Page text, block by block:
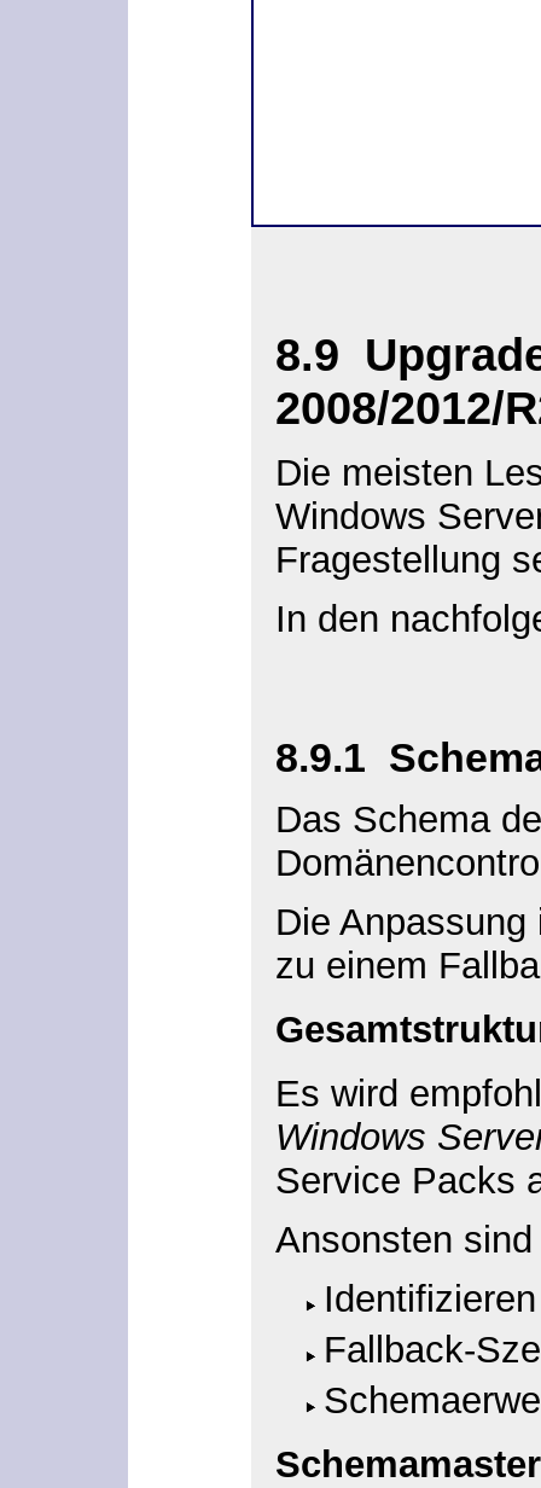
8.9
2008/2012/
Die meisten
Windows
Fragestellung
In den
8.9.1
Das Schema
Die
zu einem
Es wird
Windows
Service Packs
Ansonsten
Fallback-